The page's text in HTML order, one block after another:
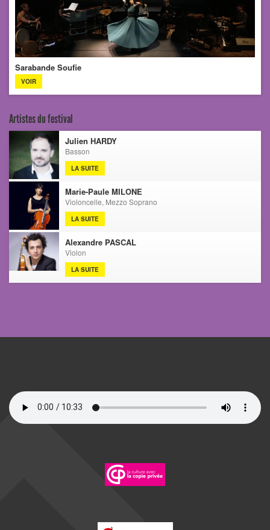
Sarabande Soufie
VOIR
Artistes du festival
Julien HARDY
Basson
LA SUITE
Marie-Paule MILONE
Violoncelle, Mezzo Soprano
LA SUITE
Alexandre PASCAL
Violon
LA SUITE